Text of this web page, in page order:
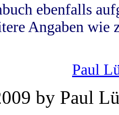
ebenfalls
Angaben wie
Paul
by Paul